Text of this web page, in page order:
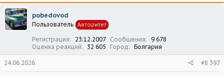
pobedovod
Пользователь Авторитет
Регистрация 23.12.2007 Сообщения
9 678
Оценка реакций
32 605 Город Болгария
24.06.2026 #8 397